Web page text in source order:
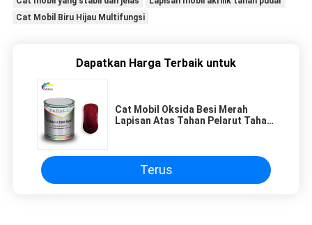
Cat Mobil Biru Hijau Multifungsi
Dapatkan Harga Terbaik untuk
Cat Mobil Oksida Besi Merah
Lapisan Atas Tahan Pelarut Tahan
Terus